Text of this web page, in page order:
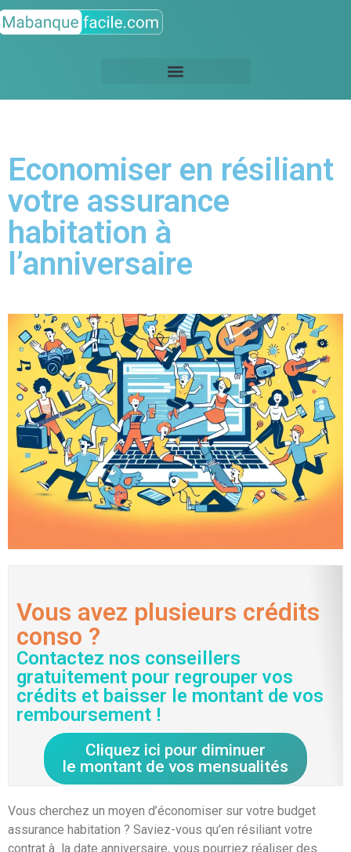
Economiser en résiliant
votre assurance
habitation à
l’anniversaire
Vous avez plusieurs crédits
conso ?
Contactez nos conseillers
gratuitement pour regrouper vos
crédits et baisser le montant de vos
remboursement !
Cliquez ici pour diminuer
le montant de vos mensualités
Vous cherchez un moyen d’économiser sur votre budget
assurance habitation ? Saviez-vous qu’en résiliant votre
contrat à la date anniversaire, vous pourriez réaliser des